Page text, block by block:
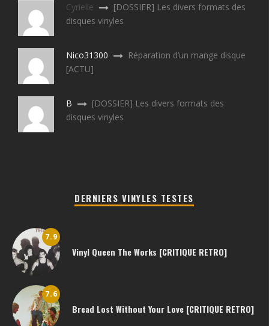
Cyrielle
[DOSSIER] Les divers formats des
disques vinyles
Nico31300
Réparation d’un mange disque
[ACTU]
B
[DOSSIER] Les divers formats des
disques vinyles
DERNIERS VINYLES TESTES
7.9
Vinyl Queen The Works [CRITIQUE RETRO]
7.6
Bread Lost Without Your Love [CRITIQUE RETRO]